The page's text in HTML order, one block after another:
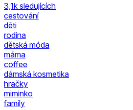
3,1k sledujících
cestování
děti
rodina
dětská móda
máma
coffee
dámská kosmetika
hračky
miminko
family